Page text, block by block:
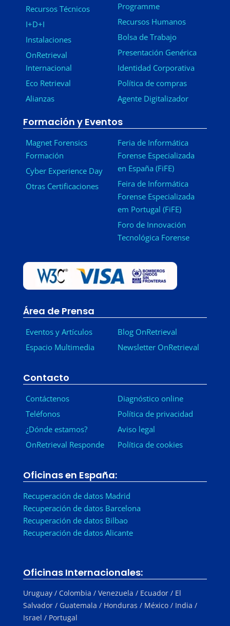
Recursos Técnicos
I+D+I
Instalaciones
OnRetrieval
Internacional
Eco Retrieval
Alianzas
Programme
Recursos Humanos
Bolsa de Trabajo
Presentación Genérica
Identidad Corporativa
Política de compras
Agente Digitalizador
Formación y Eventos
Magnet Forensics
Formación
Cyber Experience Day
Otras Certificaciones
Feria de Informática
Forense Especializada
en España (FiFE)
Feira de Informática
Forense Especializada
em Portugal (FiFE)
Foro de Innovación
Tecnológica Forense
Área de Prensa
Eventos y Artículos
Espacio Multimedia
Blog OnRetrieval
Newsletter OnRetrieval
Contacto
Contáctenos
Teléfonos
¿Dónde estamos?
OnRetrieval Responde
Diagnóstico online
Política de privacidad
Aviso legal
Política de cookies
Oficinas en España:
Recuperación de datos Madrid
Recuperación de datos Barcelona
Recuperación de datos Bilbao
Recuperación de datos Alicante
Oficinas Internacionales:
Uruguay / Colombia / Venezuela / Ecuador / El
Salvador / Guatemala / Honduras / México / India /
Israel / Portugal